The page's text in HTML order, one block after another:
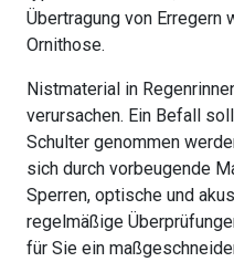
Übertragung von Erregern
Ornithose.
Nistmaterial in
verursachen. Ein Befall
Schulter genommen
sich durch vorbeugende
Sperren, optische und
regelmäßige
für Sie ein